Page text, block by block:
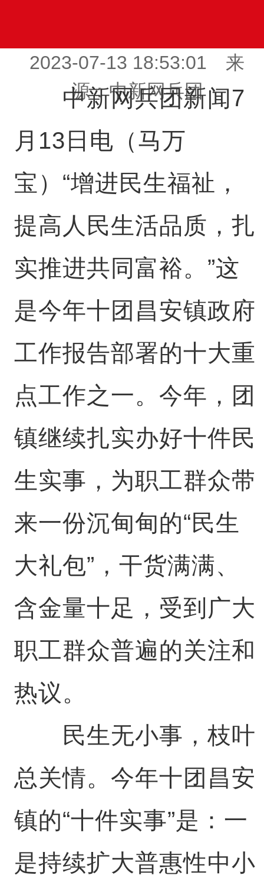
2023-07-13 18:53:01 来
源：中新网兵团
中新网兵团新闻7
月13日电（马万
宝）“增进民生福祉，
提高人民生活品质，扎
实推进共同富裕。”这
是今年十团昌安镇政府
工作报告部署的十大重
点工作之一。今年，团
镇继续扎实办好十件民
生实事，为职工群众带
来一份沉甸甸的“民生
大礼包”，干货满满、
含金量十足，受到广大
职工群众普遍的关注和
热议。
民生无小事，枝叶
总关情。今年十团昌安
镇的“十件实事”是：一
是持续扩大普惠性中小